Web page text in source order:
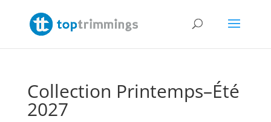
Collection Printemps–Été
2027